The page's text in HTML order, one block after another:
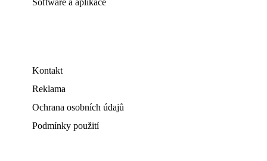
Software a aplikace
Kontakt
Reklama
Ochrana osobních údajů
Podmínky použití